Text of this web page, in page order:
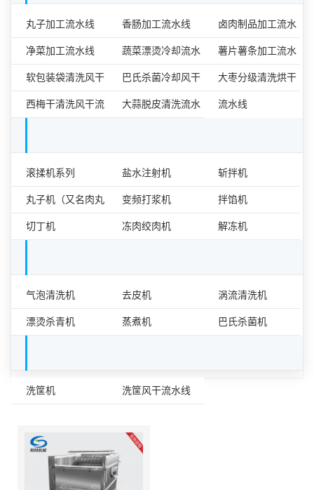
食品加工流水线
丸子加工流水线 香肠加工流水线 卤肉制品加工流水
线
净菜加工流水线 蔬菜漂烫冷却流水
线
薯片薯条加工流水
线
软包装袋清洗风干
流水线
巴氏杀菌冷却风干
流水线
大枣分级清洗烘干
流水线
西梅干清洗风干流 大蒜脱皮清洗流水
肉类食品加工设备单机
滚揉机系列 盐水注射机 斩拌机
丸子机（又名肉丸
成型机）
变频打浆机 拌馅机
切丁机 冻肉绞肉机 解冻机
果蔬加工设备单机
气泡清洗机 去皮机 涡流清洗机
漂烫杀青机 蒸煮机 巴氏杀菌机
容器清洗设备
洗筐机 洗筐风干流水线